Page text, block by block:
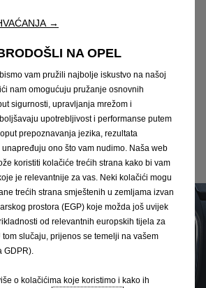
idealnim rješenjem za
tereta, a stoga i za širok raspon
→
NA OPEL
vam pružili najbolje iskustvo na našoj
nam omogućuju pružanje osnovnih
sigurnosti, upravljanja mrežom i
upotrebljivost i performanse putem
prepoznavanja jezika, rezultata
ono što vam nudimo. Naša web
koristiti kolačiće trećih strana kako bi vam
je relevantnije za vas. Neki kolačići mogu
trećih strana smještenih u zemljama izvan
prostora (EGP) koje možda još uvijek
od relevantnih europskih tijela za
tom slučaju, prijenos se temelji na vašem
GDPR).
o kolačićima koje koristimo i kako ih